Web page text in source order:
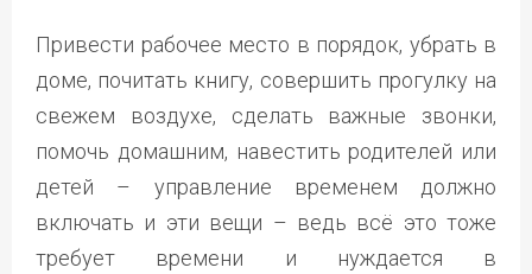
Привести рабочее место в порядок, убрать в
доме, почитать книгу, совершить прогулку на
свежем воздухе, сделать важные звонки,
помочь домашним, навестить родителей или
детей – управление временем должно
включать и эти вещи – ведь всё это тоже
требует времени и нуждается в